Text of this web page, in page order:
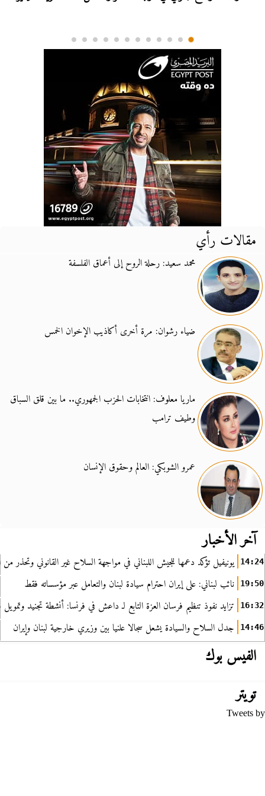
مقالات رأي
محمد سعيد: رحلة الروح إلى أعماق الفلسفة
ضياء رشوان: مرة أخرى أكاذيب الإخوان الخمس
ماريا معلوف: انتخابات الحزب الجمهوري.. ما بين قلق السباق
وطيف ترامب
عمرو الشوبكي: العالم وحقوق الإنسان
آخر الأخبار
14:24 يونيفيل تؤكد دعمها للجيش اللبناني في مواجهة السلاح غير القانوني وتحذر من
19:50 نائب لبناني: على إيران احترام سيادة لبنان والتعامل عبر مؤسساته فقط
16:32 تزايد نفوذ تنظيم فرسان العزة التابع لـ داعش في فرنسا: أنشطة تجنيد
14:46 جدل السلاح والسيادة يشعل سجالا علنيا بين وزيري خارجية لبنان وإيران
الفيس بوك
تويتر
Tweets by